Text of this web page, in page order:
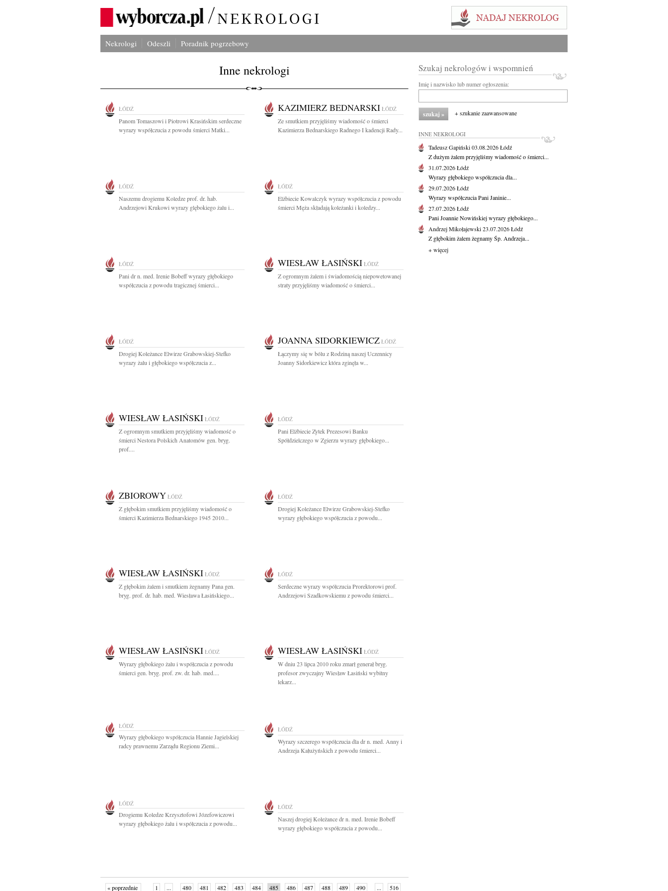
Nekrologi Odeszli Poradnik pogrzebowy
Inne nekrologi
ŁÓDŹ
Panom Tomaszowi i Piotrowi Krasińskim serdeczne
wyrazy współczucia z powodu śmierci Matki...
KAZIMIERZ BEDNARSKI ŁÓDŹ
Ze smutkiem przyjęliśmy wiadomość o śmierci
Kazimierza Bednarskiego Radnego I kadencji Rady...
ŁÓDŹ
Naszemu drogiemu Koledze prof. dr. hab.
Andrzejowi Krukowi wyrazy glębokiego żalu i...
ŁÓDŹ
Elżbiecie Kowalczyk wyrazy współczucia z powodu
śmierci Męża składają koleżanki i koledzy...
ŁÓDŹ
Pani dr n. med. Irenie Bobeff wyrazy głębokiego
współczucia z powodu tragicznej śmierci...
WIESŁAW ŁASIŃSKI ŁÓDŹ
Z ogromnym żalem i świadomością niepowetowanej
straty przyjęliśmy wiadomość o śmierci...
ŁÓDŹ
Drogiej Koleżance Elwirze Grabowskiej-Stefko
wyrazy żalu i głębokiego współczucia z...
JOANNA SIDORKIEWICZ ŁÓDŹ
Łączymy się w bólu z Rodziną naszej Uczennicy
Joanny Sidorkiewicz która zginęła w...
WIESŁAW ŁASIŃSKI ŁÓDŹ
Z ogromnym smutkiem przyjęliśmy wiadomość o
śmierci Nestora Polskich Anatomów gen. bryg.
prof....
ŁÓDŹ
Pani Elżbiecie Zytek Prezesowi Banku
Spółdzielczego w Zgierzu wyrazy głębokiego...
ZBIOROWY ŁÓDŹ
Z głębokim smutkiem przyjęliśmy wiadomość o
śmierci Kazimierza Bednarskiego 1945 2010...
ŁÓDŹ
Drogiej Koleżance Elwirze Grabowskiej-Stefko
wyrazy głębokiego współczucia z powodu...
WIESŁAW ŁASIŃSKI ŁÓDŹ
Z głębokim żalem i smutkiem żegnamy Pana gen.
bryg. prof. dr. hab. med. Wiesława Łasińskiego...
ŁÓDŹ
Serdeczne wyrazy współczucia Prorektorowi prof.
Andrzejowi Szadkowskiemu z powodu śmierci...
WIESŁAW ŁASIŃSKI ŁÓDŹ
Wyrazy głębokiego żalu i współczucia z powodu
śmierci gen. bryg. prof. zw. dr. hab. med....
WIESŁAW ŁASIŃSKI ŁÓDŹ
W dniu 23 lipca 2010 roku zmarł generał bryg.
profesor zwyczajny Wiesław Łasiński wybitny
lekarz...
ŁÓDŹ
Wyrazy głębokiego współczucia Hannie Jagielskiej
radcy prawnemu Zarządu Regionu Ziemi...
ŁÓDŹ
Wyrazy szczerego współczucia dla dr n. med. Anny i
Andrzeja Kałużyńskich z powodu śmierci...
ŁÓDŹ
Drogiemu Koledze Krzysztofowi Józefowiczowi
wyrazy głębokiego żalu i współczucia z powodu...
ŁÓDŹ
Naszej drogiej Koleżance dr n. med. Irenie Bobeff
wyrazy głębokiego współczucia z powodu...
« poprzednie 1 ... 480 481 482 483 484 485 486 487 488 489 490 ... 516
Szukaj nekrologów i wspomnień
Imię i nazwisko lub numer ogłoszenia:
+ szukanie zaawansowane
INNE NEKROLOGI
Tadeusz Gapiński03.08.2026Łódź
Z dużym żalem przyjęliśmy wiadomość o śmierci...
31.07.2026Łódź
Wyrazy głębokiego współczucia dla...
29.07.2026Łódź
Wyrazy współczucia Pani Janinie...
27.07.2026Łódź
Pani Joannie Nowińskiej wyrazy głębokiego...
Andrzej Mikołajewski23.07.2026Łódź
Z głębokim żalem żegnamy Śp. Andrzeja...
+ więcej